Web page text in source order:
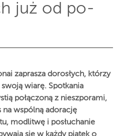
już od po­
zaprasza dorosłych, którzy
wiarę. Spotkania
połączoną z nieszporami,
wspólną adorację
modlitwę i posłuchanie